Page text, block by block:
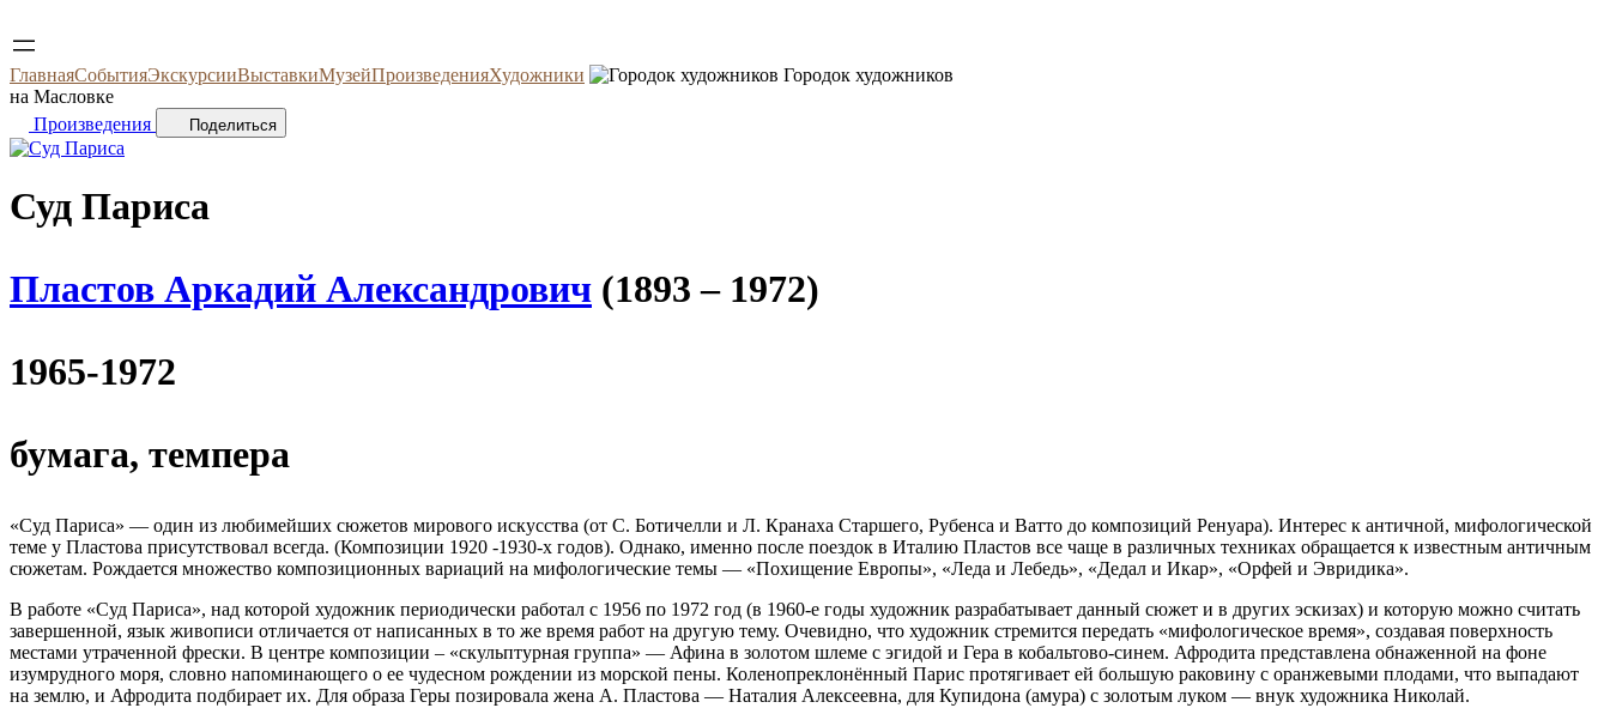
ГлавнаяСобытияЭкскурсииВыставкиМузейПроизведенияХудожники
Городок художников
на Масловке
Произведения
Поделиться
Суд Париса
Пластов Аркадий Александрович (1893 – 1972)
1965-1972
бумага, темпера
«Суд Париса» — один из любимейших сюжетов мирового искусства (от С. Ботичелли и Л. Кранаха Старшего, Рубенса и Ватто до композиций Ренуара). Интерес к античной, мифологической
теме у Пластова присутствовал всегда. (Композиции 1920 -1930-х годов). Однако, именно после поездок в Италию Пластов все чаще в различных техниках обращается к известным античным
сюжетам. Рождается множество композиционных вариаций на мифологические темы — «Похищение Европы», «Леда и Лебедь», «Дедал и Икар», «Орфей и Эвридика».
В работе «Суд Париса», над которой художник периодически работал с 1956 по 1972 год (в 1960-е годы художник разрабатывает данный сюжет и в других эскизах) и которую можно считать
завершенной, язык живописи отличается от написанных в то же время работ на другую тему. Очевидно, что художник стремится передать «мифологическое время», создавая поверхность
местами утраченной фрески. В центре композиции – «скульптурная группа» — Афина в золотом шлеме с эгидой и Гера в кобальтово-синем. Афродита представлена обнаженной на фоне
изумрудного моря, словно напоминающего о ее чудесном рождении из морской пены. Коленопреклонённый Парис протягивает ей большую раковину с оранжевыми плодами, что выпадают
на землю, и Афродита подбирает их. Для образа Геры позировала жена А. Пластова — Наталия Алексеевна, для Купидона (амура) с золотым луком — внук художника Николай.